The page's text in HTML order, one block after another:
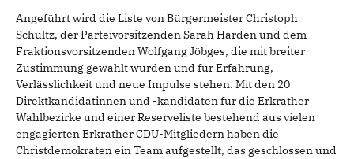
Angeführt wird die Liste von Bürgermeister Christoph
Schultz, der Parteivorsitzenden Sarah Harden und dem
Fraktionsvorsitzenden Wolfgang Jöbges, die mit breiter
Zustimmung gewählt wurden und für Erfahrung,
Verlässlichkeit und neue Impulse stehen. Mit den 20
Direktkandidatinnen und -kandidaten für die Erkrather
Wahlbezirke und einer Reserveliste bestehend aus vielen
engagierten Erkrather CDU-Mitgliedern haben die
Christdemokraten ein Team aufgestellt, das geschlossen und